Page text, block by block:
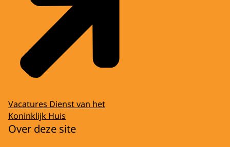
Vacatures Dienst van het
Koninklijk Huis
Over deze site